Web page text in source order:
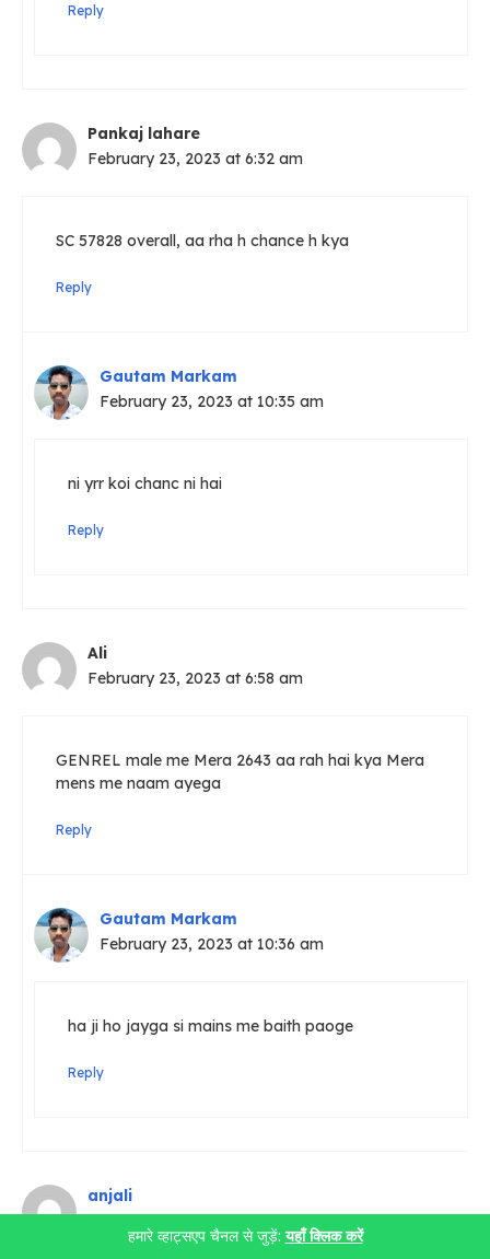
Reply
Pankaj lahare
February 23, 2023 at 6:32 am
SC 57828 overall, aa rha h chance h kya
Reply
Gautam Markam
February 23, 2023 at 10:35 am
ni yrr koi chanc ni hai
Reply
Ali
February 23, 2023 at 6:58 am
GENREL male me Mera 2643 aa rah hai kya Mera
mens me naam ayega
Reply
Gautam Markam
February 23, 2023 at 10:36 am
ha ji ho jayga si mains me baith paoge
Reply
anjali
February 23, 2023 at 12:51 pm
हमारे व्हाट्सएप चैनल से जुड़ें:यहाँ क्लिक करें